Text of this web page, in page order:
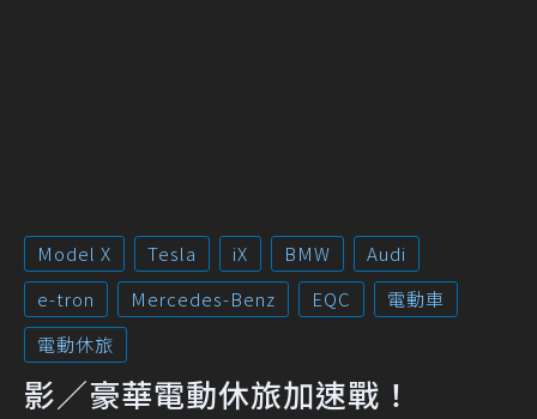
Model X Tesla iX BMW
Audi
e-tron
Mercedes-Benz EQC
電動車
電動休旅
影／豪華電動休旅加速戰！